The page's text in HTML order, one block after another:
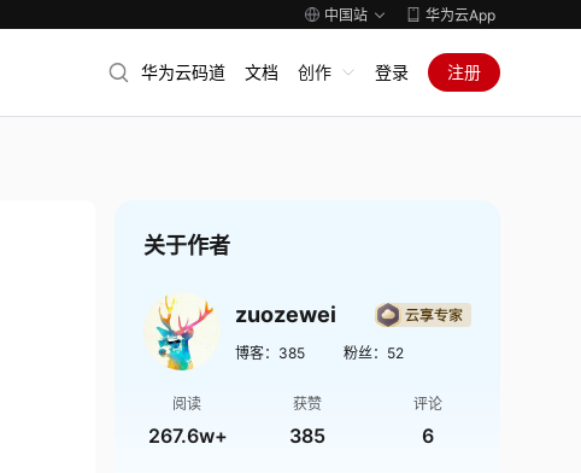
中国站 华为云App
华为云码道 文档 创作 登录 注册
关于作者
zuozewei
博客： 385 粉丝： 52
阅读
267.6w+
获赞
385
评论
6